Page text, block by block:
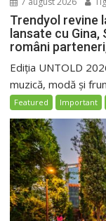
Trendyol revine
lansate cu
români
Ediția UNTOLD
muzică, modă și
Featured Important